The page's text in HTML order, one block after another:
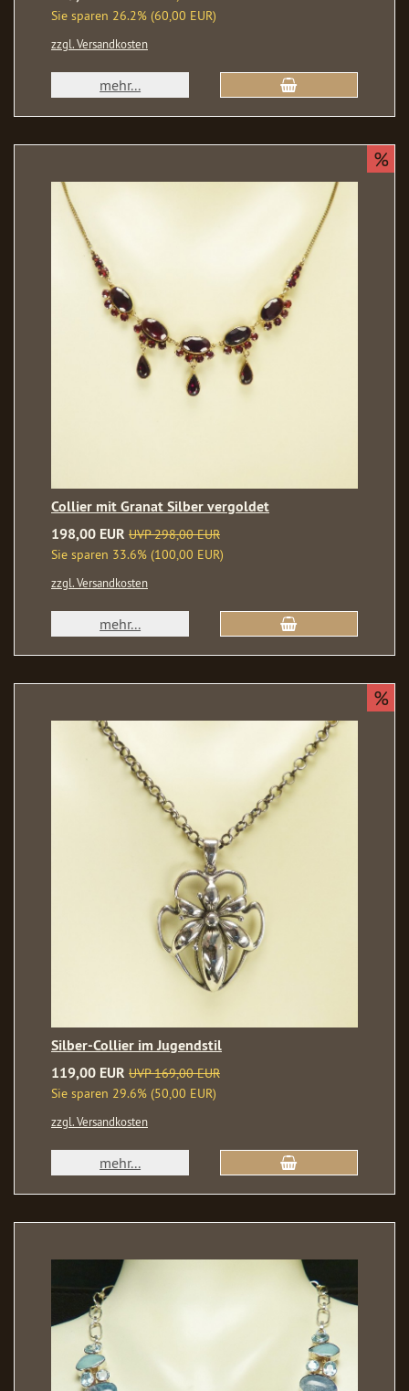
Sie sparen 26.2% (60,00 EUR)
zzgl. Versandkosten
mehr...
Collier mit Granat Silber vergoldet
198,00 EUR UVP 298,00 EUR
Sie sparen 33.6% (100,00 EUR)
zzgl. Versandkosten
mehr...
%
Silber-Collier im Jugendstil
119,00 EUR UVP 169,00 EUR
Sie sparen 29.6% (50,00 EUR)
zzgl. Versandkosten
mehr...
%